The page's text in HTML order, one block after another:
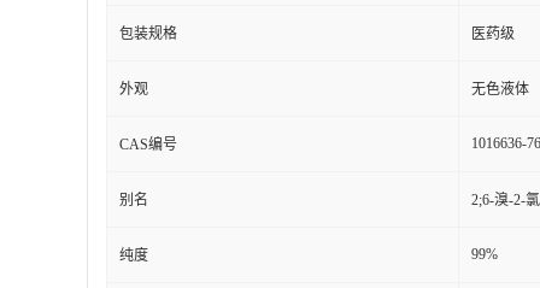
包装规格 医药级
外观 无色液体
CAS编号 1016636-
别名 2;6-溴-2-
纯度 99%